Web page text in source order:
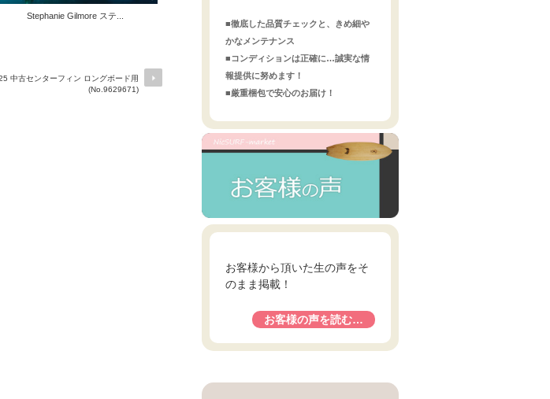
Stephanie Gilmore ステ...
中古センターフィン ロングボード用
(No.9629671)
■徹底した品質チェックと、きめ細や
かなメンテナンス
■コンディションは正確に…誠実な情
報提供に努めます！
■厳重梱包で安心のお届け！
お客様から頂いた生の声をそ
のまま掲載！
お客様の声を読む…